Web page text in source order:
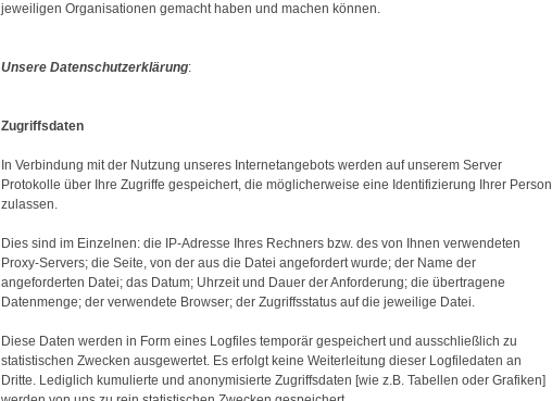
jeweiligen Organisationen gemacht haben und machen können.
Unsere Datenschutzerklärung:
Zugriffsdaten
In Verbindung mit der Nutzung unseres Internetangebots werden auf unserem Server
Protokolle über Ihre Zugriffe gespeichert, die möglicherweise eine Identifizierung Ihrer Person
zulassen.
Dies sind im Einzelnen: die IP-Adresse Ihres Rechners bzw. des von Ihnen verwendeten
Proxy-Servers; die Seite, von der aus die Datei angefordert wurde; der Name der
angeforderten Datei; das Datum; Uhrzeit und Dauer der Anforderung; die übertragene
Datenmenge; der verwendete Browser; der Zugriffsstatus auf die jeweilige Datei.
Diese Daten werden in Form eines Logfiles temporär gespeichert und ausschließlich zu
statistischen Zwecken ausgewertet. Es erfolgt keine Weiterleitung dieser Logfiledaten an
Dritte. Lediglich kumulierte und anonymisierte Zugriffsdaten [wie z.B. Tabellen oder Grafiken]